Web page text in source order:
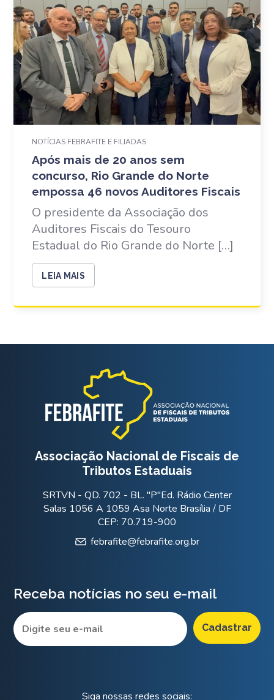
NOTÍCIAS FEBRAFITE E FILIADAS
Após mais de 20 anos sem
concurso, Rio Grande do Norte
empossa 46 novos Auditores Fiscais
O presidente da Associação dos
Auditores Fiscais do Tesouro
Estadual do Rio Grande do Norte […]
LEIA MAIS
Associação Nacional de Fiscais de
Tributos Estaduais
SRTVN - QD. 702 - BL. "P"Ed. Rádio Center
Salas 1056 A 1059 Asa Norte Brasília / DF
CEP: 70.719-900
febrafite@febrafite.org.br
Receba notícias no seu e-mail
Siga nossas redes sociais: